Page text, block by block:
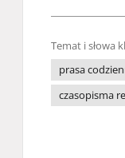
Temat i słowa
prasa
czasopisma